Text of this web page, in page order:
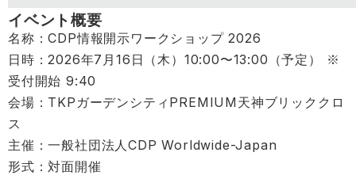
イベント概要
名称：CDP情報開示ワークショップ 2026
日時：2026年7月16日（木）10:00〜13:00（予定） ※
受付開始 9:40
会場：TKPガーデンシティPREMIUM天神ブリッククロ
ス
主催：一般社団法人CDP Worldwide-Japan
形式：対面開催